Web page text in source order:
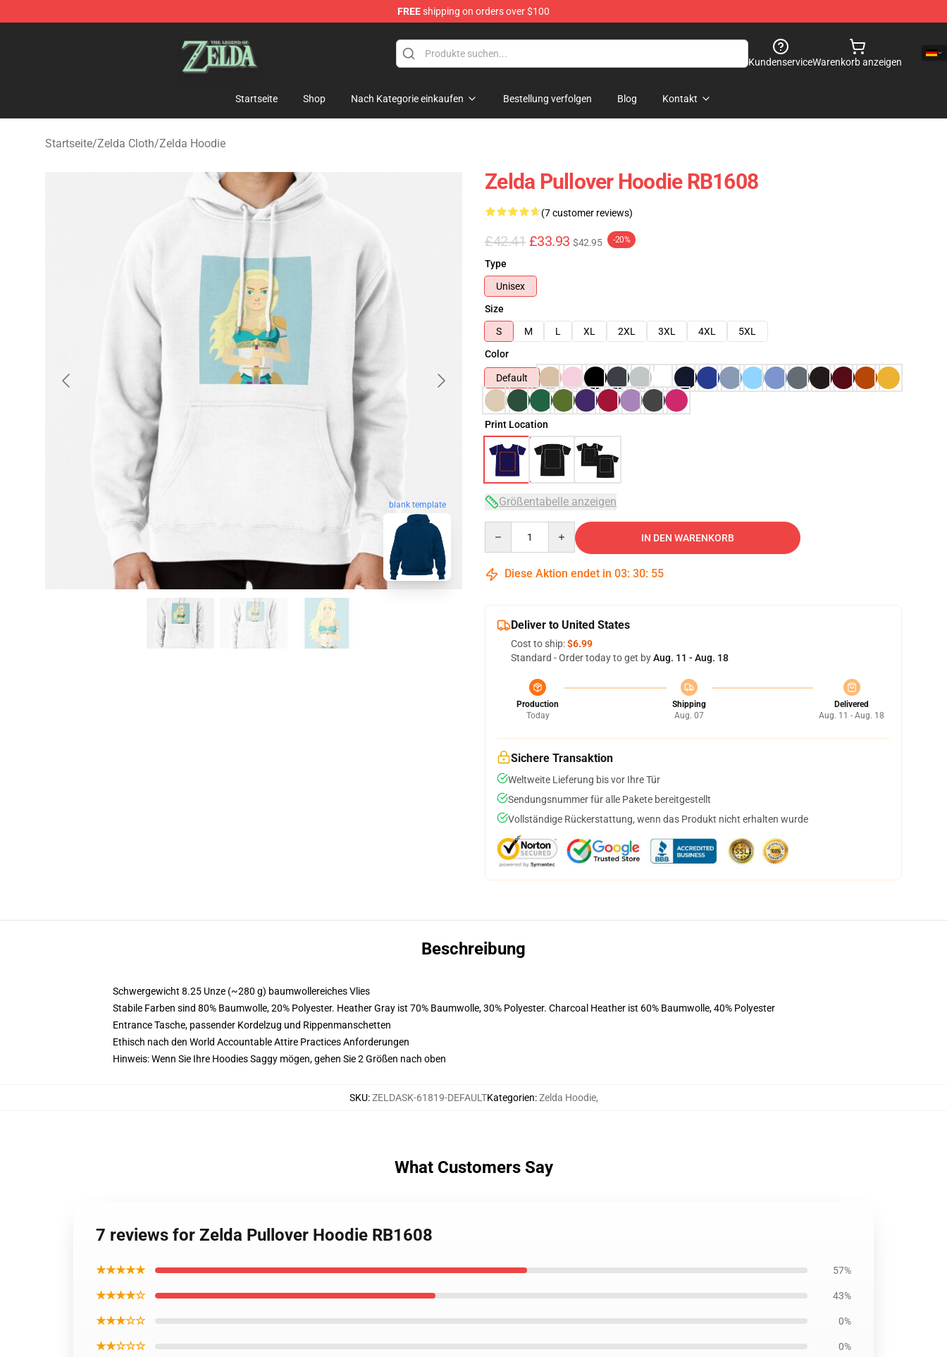
FREEshipping on orders over $100
KundenserviceWarenkorb anzeigen
Startseite Shop Nach Kategorie einkaufen Bestellung verfolgen Blog Kontakt
Startseite/Zelda Cloth/Zelda Hoodie
blank template
Zelda Pullover Hoodie RB1608
(7 customer reviews)
£42.41 £33.93 $42.95 -20%
Type
Unisex
Size
S
M L XL 2XL 3XL 4XL
5XL
Color
Default
Print Location
Größentabelle anzeigen
IN DEN WARENKORB
Diese Aktion endet in 03: 30: 54
Deliver to United States
Cost to ship:$6.99
Standard - Order today to get byAug. 11 - Aug. 18
Production
Today
Shipping
Aug. 07
Delivered
Aug. 11 - Aug. 18
Sichere Transaktion
Weltweite Lieferung bis vor Ihre Tür
Sendungsnummer für alle Pakete bereitgestellt
Vollständige Rückerstattung, wenn das Produkt nicht erhalten wurde
Beschreibung
Schwergewicht 8.25 Unze (~280 g) baumwollereiches Vlies
Stabile Farben sind 80% Baumwolle, 20% Polyester. Heather Gray ist 70% Baumwolle, 30% Polyester. Charcoal Heather ist 60% Baumwolle, 40% Polyester
Entrance Tasche, passender Kordelzug und Rippenmanschetten
Ethisch nach den World Accountable Attire Practices Anforderungen
Hinweis: Wenn Sie Ihre Hoodies Saggy mögen, gehen Sie 2 Größen nach oben
SKU:ZELDASK-61819-DEFAULTKategorien:Zelda Hoodie,
What Customers Say
7 reviews for Zelda Pullover Hoodie RB1608
★★★★★ 57%
★★★★☆ 43%
★★★☆☆ 0%
★★☆☆☆ 0%